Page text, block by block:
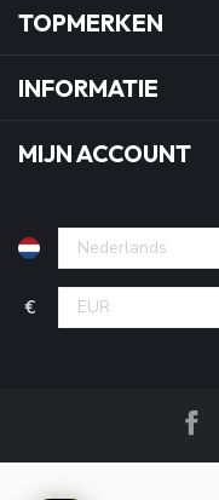
TOPMERKEN
INFORMATIE
MIJN ACCOUNT
€